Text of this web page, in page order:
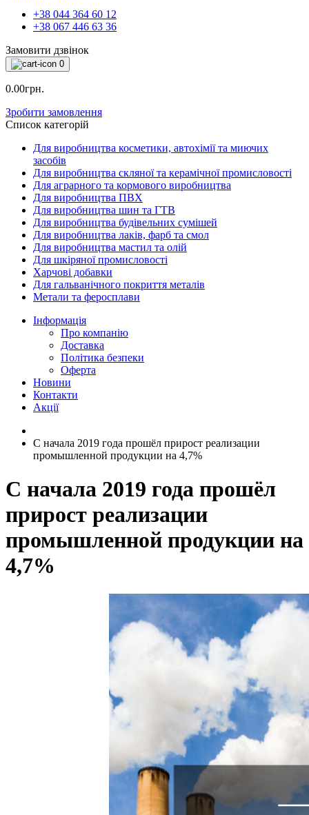
+38 044 364 60 12
+38 067 446 63 36
Замовити дзвінок
0
0.00грн.
Зробити замовлення
Список категорій
Для виробництва косметики, автохімії та миючих
засобів
Для виробництва скляної та керамічної промисловості
Для аграрного та кормового виробництва
Для виробництва ПВХ
Для виробництва шин та ГТВ
Для виробництва будівельних сумішей
Для виробництва лаків, фарб та смол
Для виробництва мастил та олій
Для шкіряної промисловості
Харчові добавки
Для гальванічного покриття металів
Метали та феросплави
Інформація
Про компанію
Доставка
Політика безпеки
Оферта
Новини
Контакти
Акції
С начала 2019 года прошёл прирост реализации
промышленной продукции на 4,7%
С начала 2019 года прошёл
прирост реализации
промышленной продукции на
4,7%